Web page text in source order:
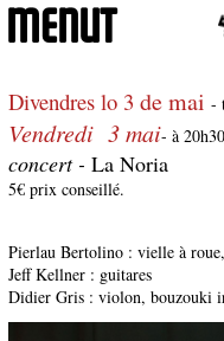
MENUT
Divendres lo 3 de mai -
Vendredi 3 mai- à 20h30
concert - La Noria
5€ prix conseillé.
Pierlau Bertolino : vielle à
Jeff Kellner : guitares
Didier Gris : violon, bouzouki